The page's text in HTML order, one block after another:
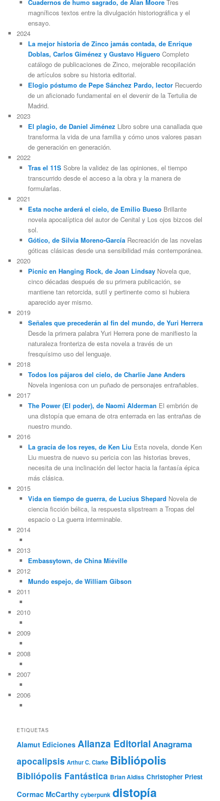
Cuadernos de humo sagrado, de Alan MooreTres
magníficos textos entre la divulgación historiográfica y el
ensayo.
2024
La mejor historia de Zinco jamás contada, de Enrique
Doblas, Carlos Giménez y Gustavo HigueroCompleto
catálogo de publicaciones de Zinco, mejorable recopilación
de artículos sobre su historia editorial.
Elogio póstumo de Pepe Sánchez Pardo, lectorRecuerdo
de un aficionado fundamental en el devenir de la Tertulia de
Madrid.
2023
El plagio, de Daniel Jiménez Libro sobre una canallada que
transforma la vida de una familia y cómo unos valores pasan
de generación en generación.
2022
Tras el 11SSobre la validez de las opiniones, el tiempo
transcurrido desde el acceso a la obra y la manera de
formularlas.
2021
Esta noche arderá el cielo, de Emilio BuesoBrillante
novela apocalíptica del autor de Cenital y Los ojos bizcos del
sol.
Gótico, de Silvia Moreno-GarcíaRecreación de las novelas
góticas clásicas desde una sensibilidad más contemporánea.
2020
Picnic en Hanging Rock, de Joan LindsayNovela que,
cinco décadas después de su primera publicación, se
mantiene tan retorcida, sutil y pertinente como si hubiera
aparecido ayer mismo.
2019
Señales que precederán al fin del mundo, de Yuri Herrera
Desde la primera palabra Yuri Herrera pone de manifiesto la
naturaleza fronteriza de esta novela a través de un
fresquísimo uso del lenguaje.
2018
Todos los pájaros del cielo, de Charlie Jane Anders
Novela ingeniosa con un puñado de personajes entrañables.
2017
The Power (El poder), de Naomi Alderman El embrión de
una distopía que emana de otra enterrada en las entrañas de
nuestro mundo.
2016
La gracia de los reyes, de Ken Liu Esta novela, donde Ken
Liu muestra de nuevo su pericia con las historias breves,
necesita de una inclinación del lector hacia la fantasía épica
más clásica.
2015
Vida en tiempo de guerra, de Lucius Shepard Novela de
ciencia ficción bélica, la respuesta slipstream a Tropas del
espacio o La guerra interminable.
2014
2013
Embassytown, de China Miéville
2012
Mundo espejo, de William Gibson
2011
2010
2009
2008
2007
2006
ETIQUETAS
Alamut Ediciones Alianza Editorial Anagrama
apocalipsis Arthur C. Clarke Bibliópolis
Bibliópolis Fantástica Brian Aldiss Christopher Priest
Cormac McCarthy cyberpunk distopía